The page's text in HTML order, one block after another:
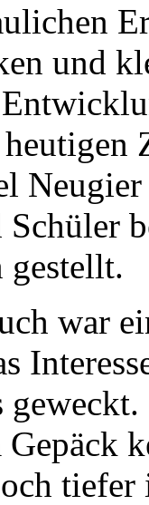
und
gestellt.
war
Gepäck
tiefer